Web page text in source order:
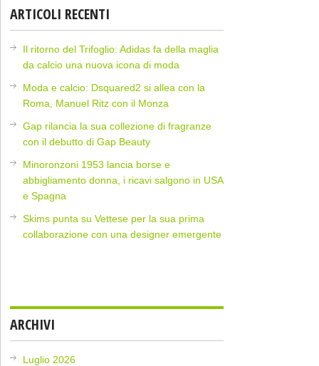
ARTICOLI RECENTI
Il ritorno del Trifoglio: Adidas fa della maglia
da calcio una nuova icona di moda
Moda e calcio: Dsquared2 si allea con la
Roma, Manuel Ritz con il Monza
Gap rilancia la sua collezione di fragranze
con il debutto di Gap Beauty
Minoronzoni 1953 lancia borse e
abbigliamento donna, i ricavi salgono in USA
e Spagna
Skims punta su Vettese per la sua prima
collaborazione con una designer emergente
ARCHIVI
Luglio 2026